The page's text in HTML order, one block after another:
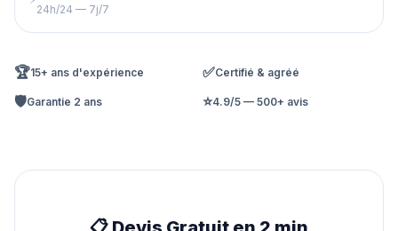
24h/24 — 7j/7
🏆15+ ans d'expérience ✅Certifié & agréé
🛡️Garantie 2 ans ⭐4.9/5 — 500+ avis